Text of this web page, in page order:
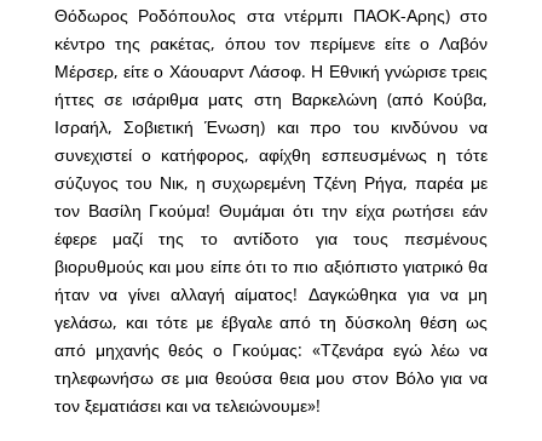
Θόδωρος Ροδόπουλος στα ντέρμπι ΠΑΟΚ-Αρης) στο
κέντρο της ρακέτας, όπου τον περίμενε είτε ο Λαβόν
Μέρσερ, είτε ο Χάουαρντ Λάσοφ. Η Εθνική γνώρισε τρεις
ήττες σε ισάριθμα ματς στη Βαρκελώνη (από Κούβα,
Ισραήλ, Σοβιετική Ένωση) και προ του κινδύνου να
συνεχιστεί ο κατήφορος, αφίχθη εσπευσμένως η τότε
σύζυγος του Νικ, η συχωρεμένη Τζένη Ρήγα, παρέα με
τον Βασίλη Γκούμα! Θυμάμαι ότι την είχα ρωτήσει εάν
έφερε μαζί της το αντίδοτο για τους πεσμένους
βιορυθμούς και μου είπε ότι το πιο αξιόπιστο γιατρικό θα
ήταν να γίνει αλλαγή αίματος! Δαγκώθηκα για να μη
γελάσω, και τότε με έβγαλε από τη δύσκολη θέση ως
από μηχανής θεός ο Γκούμας: «Τζενάρα εγώ λέω να
τηλεφωνήσω σε μια θεούσα θεια μου στον Βόλο για να
τον ξεματιάσει και να τελειώνουμε»!